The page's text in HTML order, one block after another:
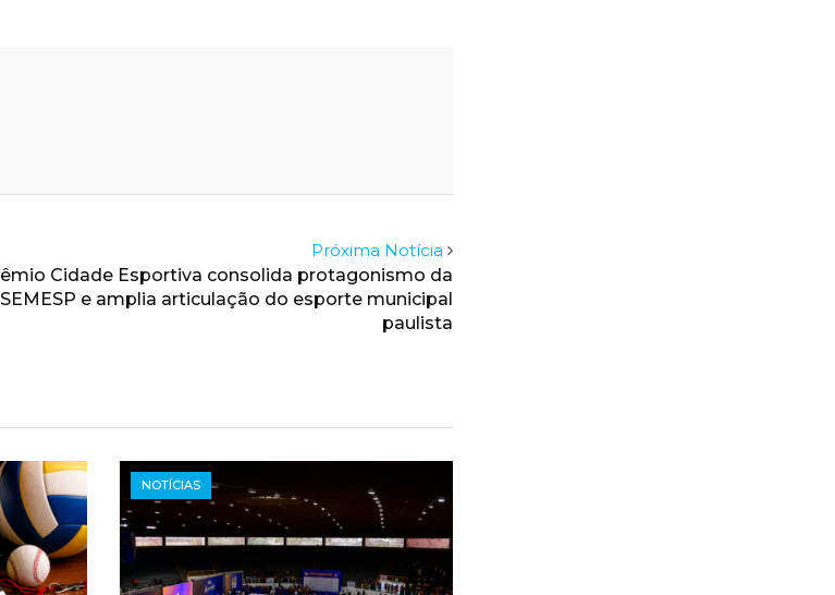
Próxima Notícia
Cidade Esportiva consolida protagonismo da
e amplia articulação do esporte municipal
paulista
NOTÍCIAS